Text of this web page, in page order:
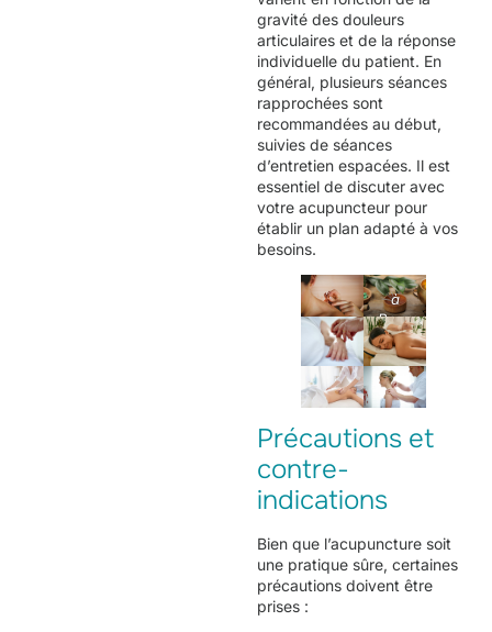
gravité des douleurs
articulaires et de la réponse
individuelle du patient. En
général, plusieurs séances
rapprochées sont
recommandées au début,
suivies de séances
d’entretien espacées. Il est
essentiel de discuter avec
votre acupuncteur pour
établir un plan adapté à vos
besoins.
à
Bourgoin-
Jallieu
Précautions et
contre-
indications
Bien que l’acupuncture soit
une pratique sûre, certaines
précautions doivent être
prises :